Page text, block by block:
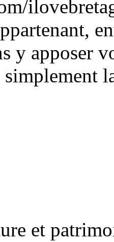
y apposer
simplement
et